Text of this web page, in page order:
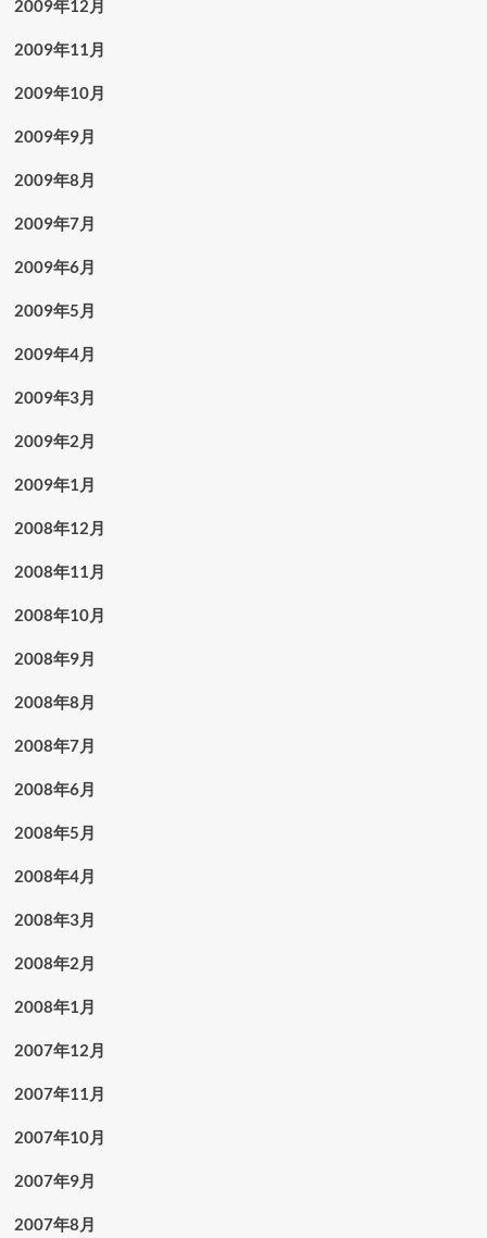
2009年12月
2009年11月
2009年10月
2009年9月
2009年8月
2009年7月
2009年6月
2009年5月
2009年4月
2009年3月
2009年2月
2009年1月
2008年12月
2008年11月
2008年10月
2008年9月
2008年8月
2008年7月
2008年6月
2008年5月
2008年4月
2008年3月
2008年2月
2008年1月
2007年12月
2007年11月
2007年10月
2007年9月
2007年8月